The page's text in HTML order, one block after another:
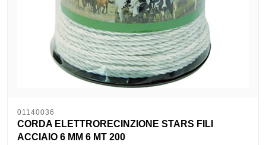
01140036
CORDA ELETTRORECINZIONE STARS FILI
ACCIAIO 6 MM 6 MT 200